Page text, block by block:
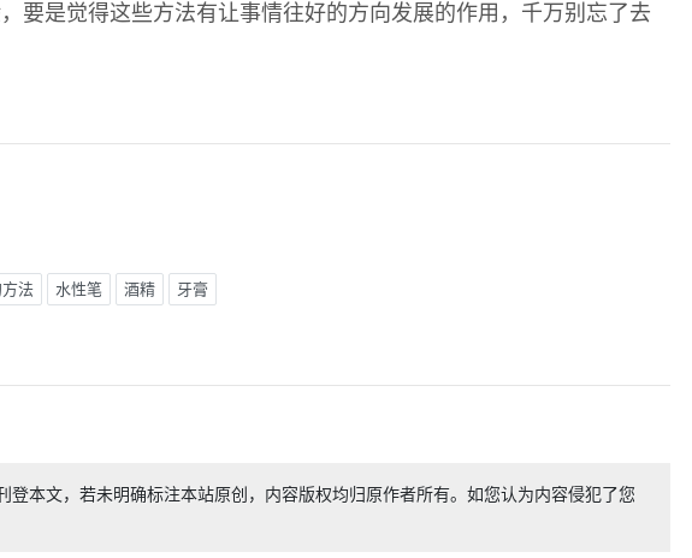
要是觉得这些方法有让事情往好的方向发展的作用，千万别忘了去
法 水性笔 酒精 牙膏
登本文，若未明确标注本站原创，内容版权均归原作者所有。如您认为内容侵犯了您